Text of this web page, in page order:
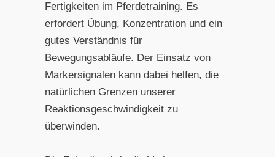
Fertigkeiten im Pferdetraining. Es
erfordert Übung, Konzentration und ein
gutes Verständnis für
Bewegungsabläufe. Der Einsatz von
Markersignalen kann dabei helfen, die
natürlichen Grenzen unserer
Reaktionsgeschwindigkeit zu
überwinden.